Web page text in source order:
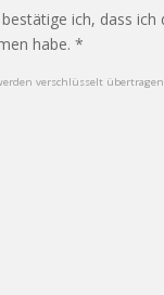
ich, dass ich
habe. *
verschlüsselt